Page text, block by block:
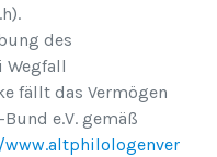
des
Wegfall
fällt das Vermögen
Bund e.V. gemäß